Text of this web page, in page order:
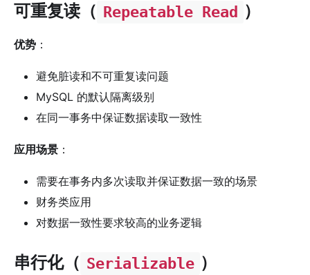
可重复读（ Repeatable Read ）
优势 ：
避免脏读和不可重复读问题
MySQL 的默认隔离级别
在同一事务中保证数据读取一致性
应用场景 ：
需要在事务内多次读取并保证数据一致的场景
财务类应用
对数据一致性要求较高的业务逻辑
串行化（ Serializable ）